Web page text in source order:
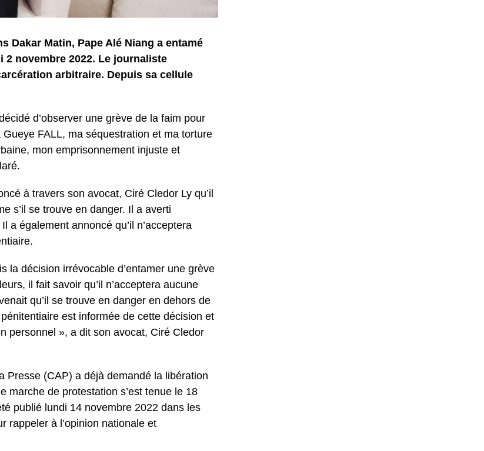
Dakar Matin, Pape Alé Niang a entamé
2 novembre 2022. Le journaliste
arbitraire. Depuis sa cellule
d’observer une grève de la faim pour
FALL, ma séquestration et ma torture
mon emprisonnement injuste et
à travers son avocat, Ciré Cledor Ly qu’il
s’il se trouve en danger. Il a averti
a également annoncé qu’il n’acceptera
la décision irrévocable d’entamer une grève
il fait savoir qu’il n’acceptera aucune
qu’il se trouve en danger en dehors de
est informée de cette décision et
personnel », a dit son avocat, Ciré Cledor
Presse (CAP) a déjà demandé la libération
marche de protestation s’est tenue le 18
publié lundi 14 novembre 2022 dans les
rappeler à l’opinion nationale et